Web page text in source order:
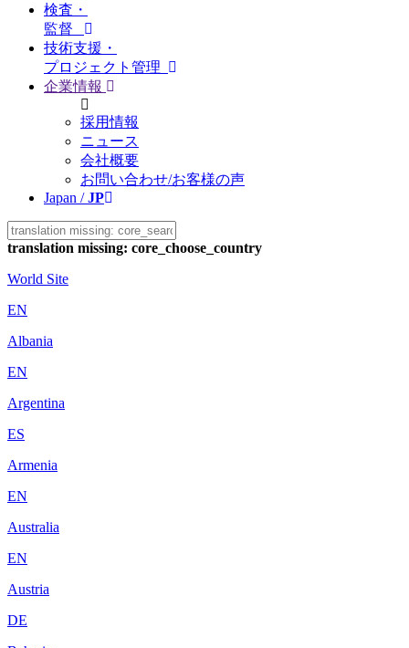
検査・
監督
技術支援・
プロジェクト管理
企業情報
採用情報
ニュース
会社概要
お問い合わせ/お客様の声
Japan /JP
translation missing: core_choose_country
World Site
EN
Albania
EN
Argentina
ES
Armenia
EN
Australia
EN
Austria
DE